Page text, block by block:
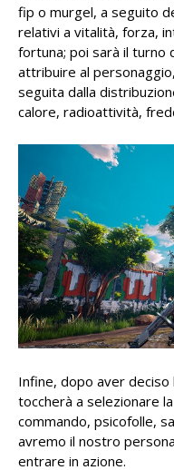
fip o murgel, a seguito
relativi a vitalità, forza,
fortuna; poi sarà il turno
attribuire al
seguita dalla
calore, radioattività,
Infine, dopo aver deciso
toccherà a selezionare la
commando, psicofolle,
avremo il nostro
entrare in azione.